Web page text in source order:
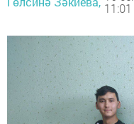
11:01